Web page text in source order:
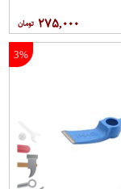
۲۷۵,۰۰۰
3%